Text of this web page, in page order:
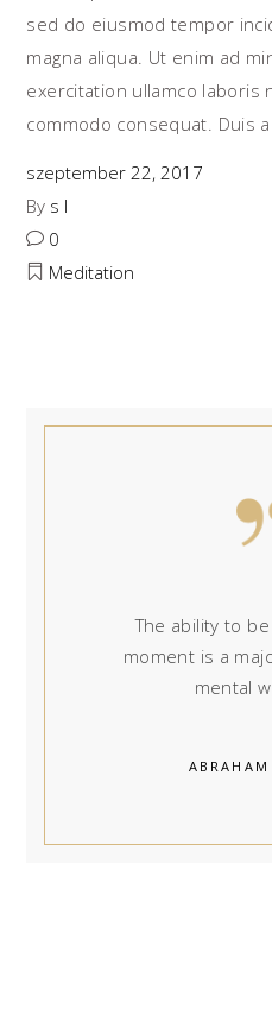
sed do eiusmod tempor
magna aliqua. Ut enim ad
exercitation ullamco laboris
commodo consequat. Duis
szeptember 22, 2017
By s l
0
Meditation
The ability to
moment is a
mental